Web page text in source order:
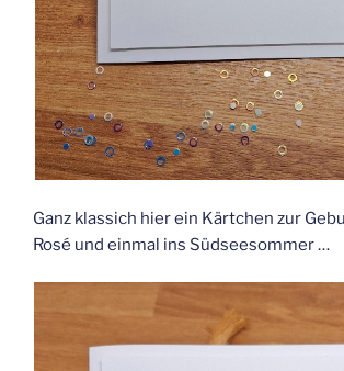
Ganz klassich hier ein Kärtchen zur
Rosé und einmal ins Südseesommer …